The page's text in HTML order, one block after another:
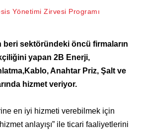
Yönetimi Zirvesi Programı
sektöründeki öncü firmaların
yapan 2B Enerji,
Kablo, Anahtar Priz, Şalt ve
hizmet veriyor.
en iyi hizmeti verebilmek için
anlayışı” ile ticari faaliyetlerini